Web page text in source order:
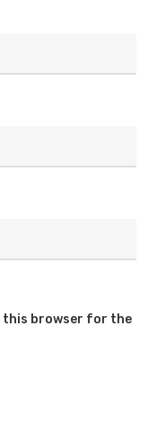
this browser for the